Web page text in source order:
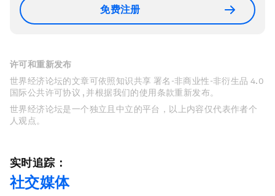
免费注册
许可和重新发布
世界经济论坛的文章可依照知识共享 署名-非商业性-非衍生品 4.0
国际公共许可协议 , 并根据我们的使用条款重新发布。
世界经济论坛是一个独立且中立的平台，以上内容仅代表作者个
人观点。
实时追踪：
社交媒体